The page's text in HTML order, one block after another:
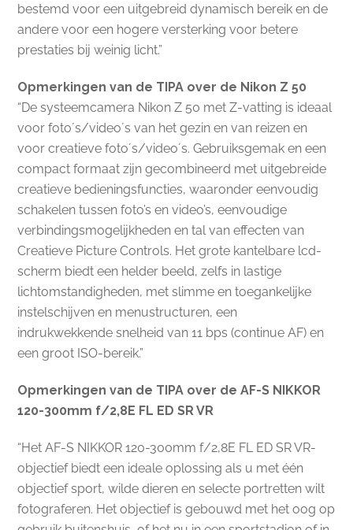
bestemd voor een uitgebreid dynamisch bereik en de
andere voor een hogere versterking voor betere
prestaties bij weinig licht.”
Opmerkingen van de TIPA over de Nikon Z 50
“De systeemcamera Nikon Z 50 met Z-vatting is ideaal
voor foto´s/video´s van het gezin en van reizen en
voor creatieve foto´s/video´s. Gebruiksgemak en een
compact formaat zijn gecombineerd met uitgebreide
creatieve bedieningsfuncties, waaronder eenvoudig
schakelen tussen foto’s en video’s, eenvoudige
verbindingsmogelijkheden en tal van effecten van
Creatieve Picture Controls. Het grote kantelbare lcd-
scherm biedt een helder beeld, zelfs in lastige
lichtomstandigheden, met slimme en toegankelijke
instelschijven en menustructuren, een
indrukwekkende snelheid van 11 bps (continue AF) en
een groot ISO-bereik.”
Opmerkingen van de TIPA over de AF-S NIKKOR
120-300mm f/2,8E FL ED SR VR
“Het AF-S NIKKOR 120-300mm f/2,8E FL ED SR VR-
objectief biedt een ideale oplossing als u met één
objectief sport, wilde dieren en selecte portretten wilt
fotograferen. Het objectief is gebouwd met het oog op